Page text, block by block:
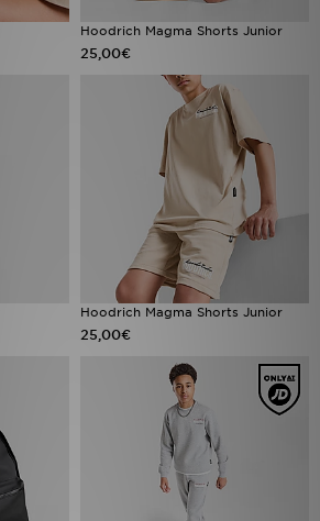
Hoodrich Magma Shorts Junior
25,00€
Hoodrich Magma Shorts Junior
25,00€